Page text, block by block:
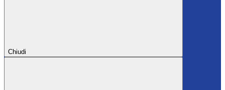
Chiudi